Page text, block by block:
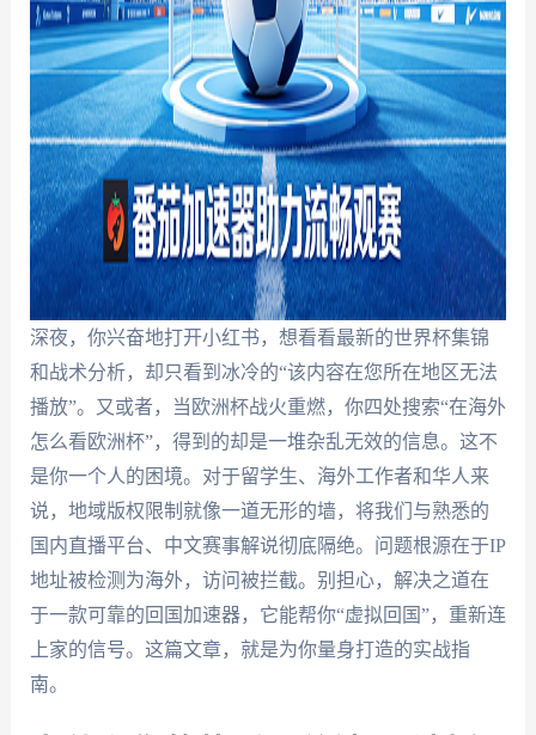
深夜，你兴奋地打开小红书，想看看最新的世界杯集锦
和战术分析，却只看到冰冷的“该内容在您所在地区无法
播放”。又或者，当欧洲杯战火重燃，你四处搜索“在海外
怎么看欧洲杯”，得到的却是一堆杂乱无效的信息。这不
是你一个人的困境。对于留学生、海外工作者和华人来
说，地域版权限制就像一道无形的墙，将我们与熟悉的
国内直播平台、中文赛事解说彻底隔绝。问题根源在于IP
地址被检测为海外，访问被拦截。别担心，解决之道在
于一款可靠的回国加速器，它能帮你“虚拟回国”，重新连
上家的信号。这篇文章，就是为你量身打造的实战指
南。